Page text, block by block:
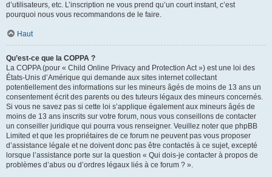
d’utilisateurs, etc. L’inscription ne vous prend qu’un court instant, c’est
pourquoi nous vous recommandons de le faire.
Haut
Qu’est-ce que la COPPA ?
La COPPA (pour « Child Online Privacy and Protection Act ») est une loi des
États-Unis d’Amérique qui demande aux sites internet collectant
potentiellement des informations sur les mineurs âgés de moins de 13 ans un
consentement écrit des parents ou des tuteurs légaux des mineurs concernés.
Si vous ne savez pas si cette loi s’applique également aux mineurs âgés de
moins de 13 ans inscrits sur votre forum, nous vous conseillons de contacter
un conseiller juridique qui pourra vous renseigner. Veuillez noter que phpBB
Limited et que les propriétaires de ce forum ne peuvent pas vous proposer
d’assistance légale et ne doivent donc pas être contactés à ce sujet, excepté
lorsque l’assistance porte sur la question « Qui dois-je contacter à propos de
problèmes d’abus ou d’ordres légaux liés à ce forum ? ».